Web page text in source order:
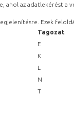
ahol az adatlekérést
Ezek
Tagozat
E
K
L
N
T